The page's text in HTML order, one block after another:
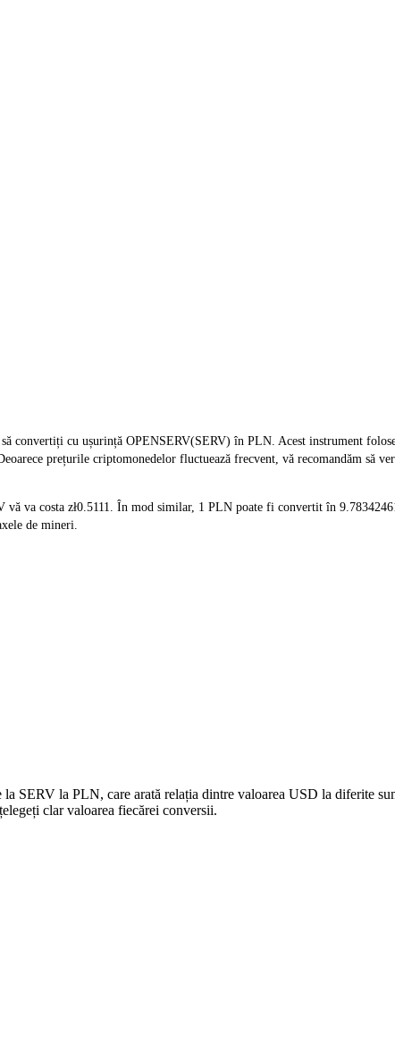
convertiți cu ușurință OPENSERV(SERV) în PLN. Acest instrument
prețurile criptomonedelor fluctuează frecvent, vă recomandăm să
vă va costa zł0.5111. În mod similar, 1 PLN poate fi convertit în
de mineri.
SERV la PLN, care arată relația dintre valoarea USD la diferite
clar valoarea fiecărei conversii.